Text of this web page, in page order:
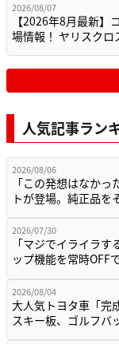
2026/08/07
【2026年8月最新】
場情報！ ヤリスク
人気記事ラン
2026/08/06
「この発想はなか
トが登場。純正品
2026/07/30
「マジでイライラ
ップ機能を常時OFF
2026/08/04
大人気トヨタ車「完
スキー板、ゴルフバ